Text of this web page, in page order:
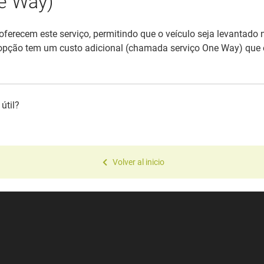
este serviço, permitindo que o veículo seja levantado
tem um custo adicional (chamada serviço One Way)
Volver al inicio